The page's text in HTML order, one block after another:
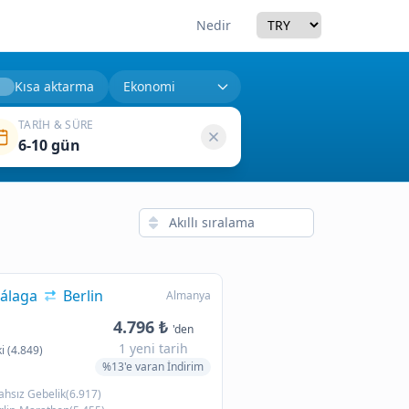
Nedir Currency
Kısa aktarma
TARIH & SÜRE
6-10 gün
Almanya
Berlin
(4.849)
4.796 ₺ 'den
1 yeni tarih
%13'e varan İndirim
Gebelik(6.917)